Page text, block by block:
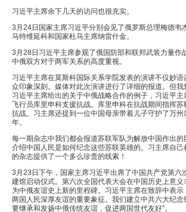
习近平主席余下几天的访问也很充实。
3月24日国家主席习近平分别会见了俄罗斯总理梅德韦
马特维延科和国家杜马主席纳雷什金。
3月28日习近平主席参观了俄国防部和联邦武装力量作
中俄双方对于两军关系的高度重视。
习近平主席在莫斯科国际关系学院发表的演讲不仅妙
众印象深刻。媒体对此次演讲进行了详细的报道。但我
习近平主席给出的关于中俄战略合作的例子，习近平
飞行员库里申科支援抗战。库里申科在抗战期间指挥苏
抗战。习主席还提到一位中国母亲带着儿子守护了万
年。
每一期杂志中我们都会报道苏联军队为解放中国作出
介绍中国人民是如何纪念这些苏联英雄的。习主席自
的杂志提供了一个多么珍贵的线索！
3月23日下午，国家主席习近平出席了中国共产党第六
建馆启动仪式。第六次全国代表大会在中国历史上意
为中俄友谊史上新的里程碑。习近平主席在致辞中表示
两国人民深厚友谊的重要象征。我们建立中共六大纪
要继承和发扬中俄传统友谊，促进两国世代友好”。